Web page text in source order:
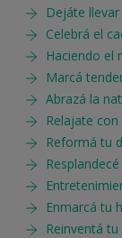
Dejáte
Celebrá el
Haciendo el
Marcá
Abrazá la
Relajate
Reformá tu
Enmarcá tu
Reinventá